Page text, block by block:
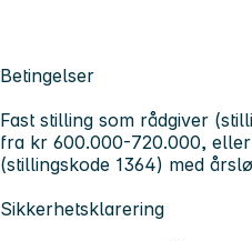
Betingelser
Fast stilling som rådgiver
fra kr 600.000-720.000,
(stillingskode 1364) med
Sikkerhetsklarering